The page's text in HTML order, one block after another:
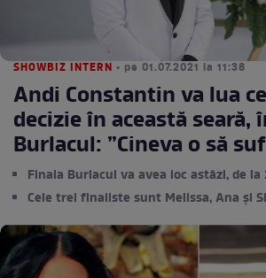
SHOWBIZ INTERN • pe 01.07.2021 la 11:38
Andi Constantin va lua
decizie în această seară,
Burlacul: ”Cineva o să
Finala Burlacul va avea loc astăzi, de la
Cele trei finaliste sunt Melissa, Ana și